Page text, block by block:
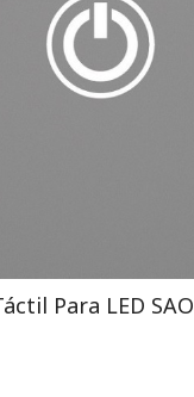
Para LED SAO